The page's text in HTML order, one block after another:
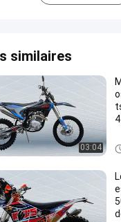
similaires
03:04